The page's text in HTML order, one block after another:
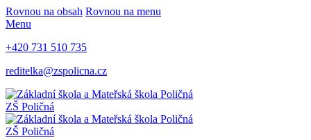
Rovnou na obsah Rovnou na menu
Menu
+420 731 510 735
reditelka@zspolicna.cz
ZŠ Poličná
ZŠ Poličná